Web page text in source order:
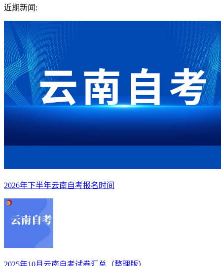
近期新闻:
2026年下半年云南自考报名时间
2025年10月云南自考试卷汇总（整理版）